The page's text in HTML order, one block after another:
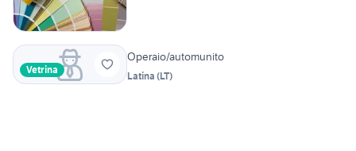
Vetrina
Operaio/automunito
Latina (LT)